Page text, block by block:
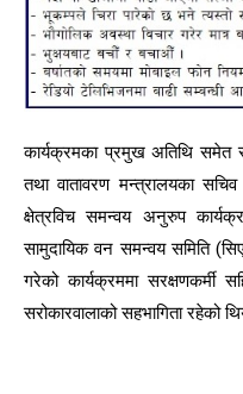
कार्यक्रमका प्रमुख अतिथि समेत
तथा वातावरण मन्त्रालयका
क्षेत्रविच समन्वय अनुरुप
सामुदायिक वन समन्वय समिति
गरेको कार्यक्रममा सरक्षणकर्मी
सरोकारवालाको सहभागिता रहेको